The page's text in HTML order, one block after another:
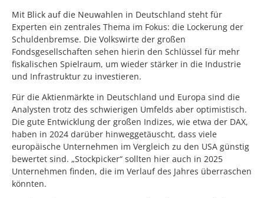
Mit Blick auf die Neuwahlen in Deutschland steht für
Experten ein zentrales Thema im Fokus: die Lockerung der
Schuldenbremse. Die Volkswirte der großen
Fondsgesellschaften sehen hierin den Schlüssel für mehr
fiskalischen Spielraum, um wieder stärker in die Industrie
und Infrastruktur zu investieren.
Für die Aktienmärkte in Deutschland und Europa sind die
Analysten trotz des schwierigen Umfelds aber optimistisch.
Die gute Entwicklung der großen Indizes, wie etwa der DAX,
haben in 2024 darüber hinweggetäuscht, dass viele
europäische Unternehmen im Vergleich zu den USA günstig
bewertet sind. „Stockpicker“ sollten hier auch in 2025
Unternehmen finden, die im Verlauf des Jahres überraschen
könnten.